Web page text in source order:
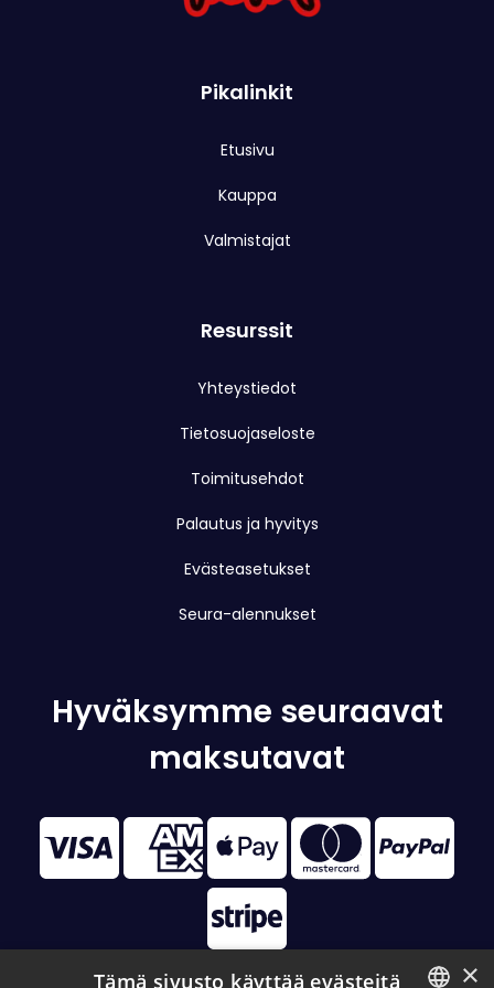
Pikalinkit
Etusivu
Kauppa
Valmistajat
Resurssit
Yhteystiedot
Tietosuojaseloste
Toimitusehdot
Palautus ja hyvitys
Evästeasetukset
Seura-alennukset
Hyväksymme seuraavat
maksutavat
×
Tämä sivusto käyttää evästeitä